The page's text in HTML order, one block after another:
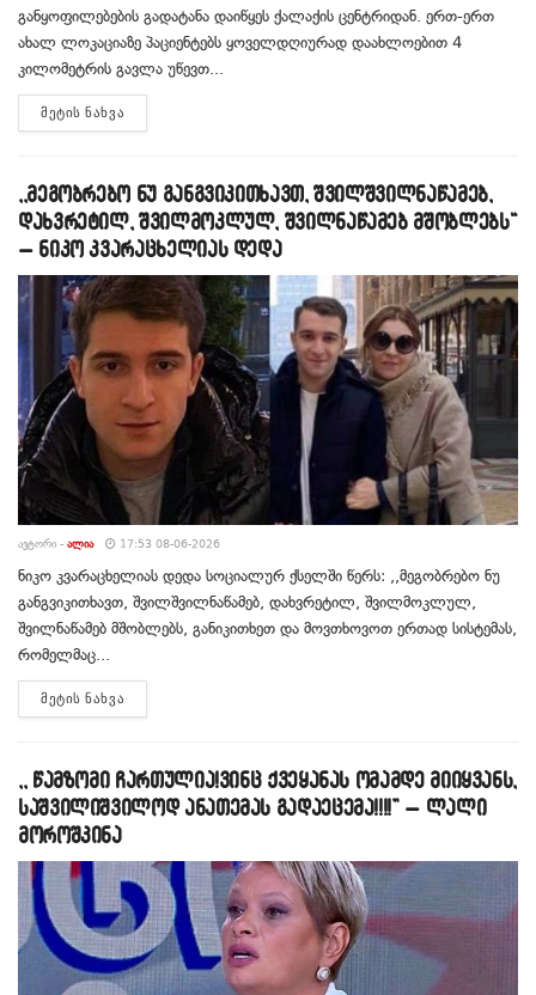
განყოფილებების გადატანა დაიწყეს ქალაქის ცენტრიდან. ერთ-ერთ
ახალ ლოკაციაზე პაციენტებს ყოველდღიურად დაახლოებით 4
კილომეტრის გავლა უწევთ...
ᲛᲔᲢᲘᲡ ᲜᲐᲮᲕᲐ
,,მეგობრებო ნუ განგვიკითხავთ, შვილშვილნაწამებ,
დახვრეტილ, შვილმოკლულ, შვილნაწამებ მშობლებს“
– ნიკო კვარაცხელიას დედა
ᲐᲕᲢᲝᲠᲘ - ᲐᲚᲘᲐ 17:53 08-06-2026
ნიკო კვარაცხელიას დედა სოციალურ ქსელში წერს: ,,მეგობრებო ნუ
განგვიკითხავთ, შვილშვილნაწამებ, დახვრეტილ, შვილმოკლულ,
შვილნაწამებ მშობლებს, განიკითხეთ და მოვთხოვოთ ერთად სისტემას,
რომელმაც...
ᲛᲔᲢᲘᲡ ᲜᲐᲮᲕᲐ
,, წამზომი ჩართულია!ვინც ქვეყანას ომამდე მიიყვანს,
საშვილიშვილოდ ანათემას გადაეცემა!!!!” – ლალი
მოროშკინა